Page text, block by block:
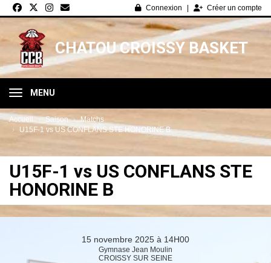
Connexion Créer un compte
CHATOU CROISSY BASKET
MENU
Accueil Saison
Matchs
U15F-1 vs US CONFLANS STE HONORINE B
U15F-1 vs US CONFLANS STE
HONORINE B
15 novembre 2025 à 14H00
Gymnase Jean Moulin
CROISSY SUR SEINE
Panneau de gestion des cookies